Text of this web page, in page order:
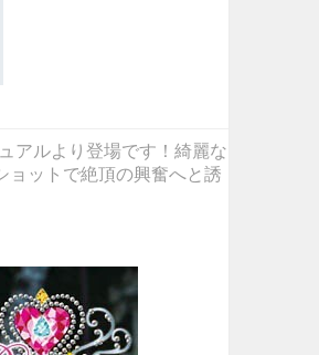
アルより登場です！綺麗な
ョットで絶頂の興奮へと誘